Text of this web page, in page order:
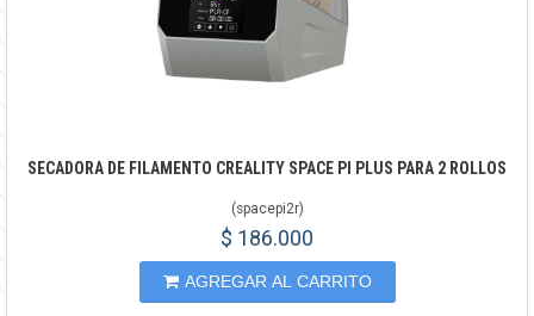
SECADORA DE FILAMENTO CREALITY SPACE PI PLUS PARA 2 ROLLOS
(spacepi2r)
$ 186.000
AGREGAR AL CARRITO